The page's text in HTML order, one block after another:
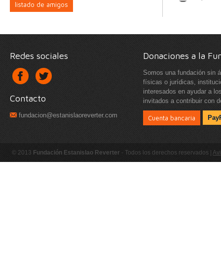
listado de amigos
Redes sociales
Contacto
fundacion@estanislaoreverter.com
Donaciones a la
Somos una fundación sin
físicas o jurídicas,
interesados en ayudar a
invitados a contribuir con
Cuenta bancaria
© 2013 Fundación Estanislao Reverter - Todos los derechos reservados |